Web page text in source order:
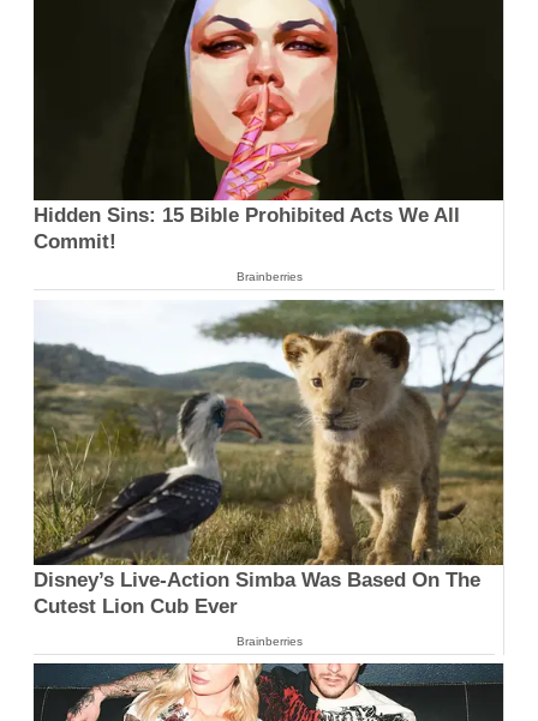
Hidden Sins: 15 Bible Prohibited Acts We All
Commit!
Brainberries
Disney’s Live-Action Simba Was Based On The
Cutest Lion Cub Ever
Brainberries